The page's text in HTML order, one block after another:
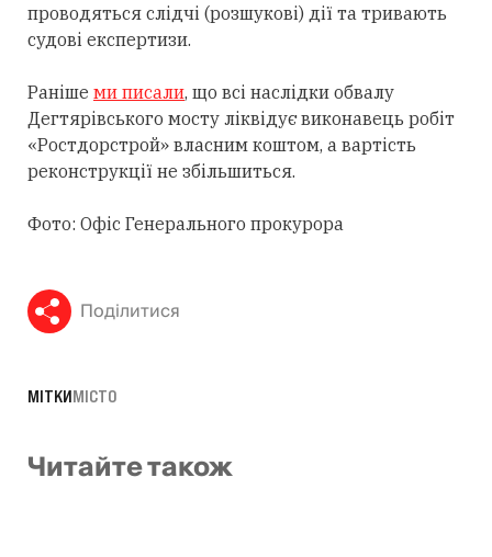
проводяться слідчі (розшукові) дії та тривають
судові експертизи.
Раніше ми писали, що всі наслідки обвалу
Дегтярівського мосту ліквідує виконавець робіт
«Ростдорстрой» власним коштом, а вартість
реконструкції не збільшиться.
Фото: Офіс Генерального прокурора
Поділитися
МІТКИМІСТО
Читайте також